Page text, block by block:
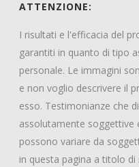
ATTENZIONE:
I risultati e l'efficacia del
garantiti in quanto di tipo
personale. Le immagini
e non voglio descrivere il
esso. Testimonianze che
assolutamente soggettive
possono variare da
in questa pagina a titolo